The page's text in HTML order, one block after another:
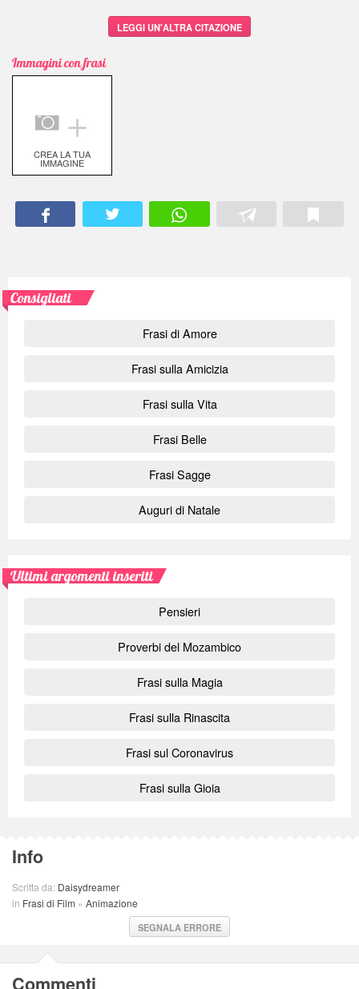
LEGGI UN'ALTRA CITAZIONE
Immagini con frasi
＋
CREA LA TUA
IMMAGINE
Consigliati
Frasi di Amore
Frasi sulla Amicizia
Frasi sulla Vita
Frasi Belle
Frasi Sagge
Auguri di Natale
Ultimi argomenti inseriti
Pensieri
Proverbi del Mozambico
Frasi sulla Magia
Frasi sulla Rinascita
Frasi sul Coronavirus
Frasi sulla Gioia
Info
Scritta da: Daisydreamer
in Frasi di Film » Animazione
SEGNALA ERRORE
Commenti